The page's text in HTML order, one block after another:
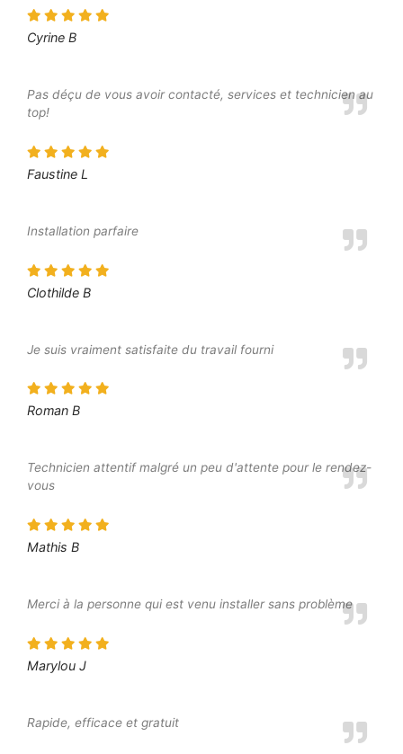
Cyrine B
Pas déçu de vous avoir contacté, services et technicien au
top!
Faustine L
Installation parfaire
Clothilde B
Je suis vraiment satisfaite du travail fourni
Roman B
Technicien attentif malgré un peu d'attente pour le rendez-
vous
Mathis B
Merci à la personne qui est venu installer sans problème
Marylou J
Rapide, efficace et gratuit